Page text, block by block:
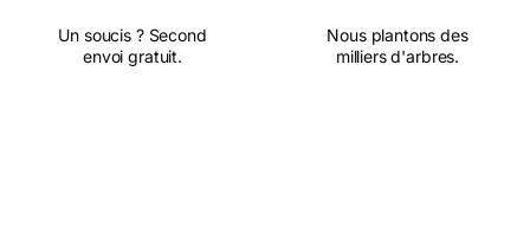
Un soucis ? Second
envoi gratuit.
Nous plantons des
milliers d'arbres.